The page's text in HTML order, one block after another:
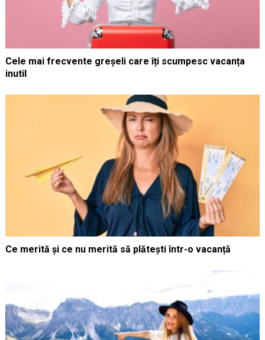
Cele mai frecvente greșeli care îți scumpesc vacanța
inutil
Ce merită și ce nu merită să plătești într-o vacanță